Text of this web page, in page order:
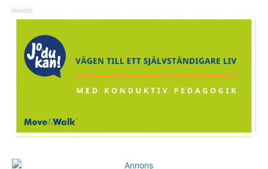
ANNONS